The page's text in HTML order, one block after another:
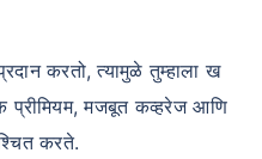
करतो, त्यामुळे तुम्हाला ख
प्रीमियम, मजबूत कव्हरेज आणि
करते.